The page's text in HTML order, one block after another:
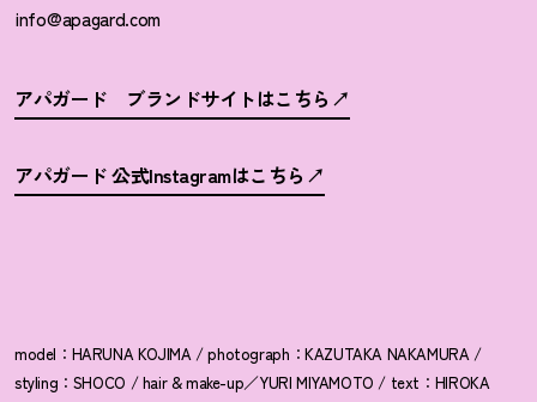
info@apagard.com
アパガード ブランドサイトはこちら
アパガード 公式Instagramはこちら
model：HARUNA KOJIMA / photograph：KAZUTAKA NAKAMURA /
styling：SHOCO / hair & make-up／YURI MIYAMOTO / text：HIROKA